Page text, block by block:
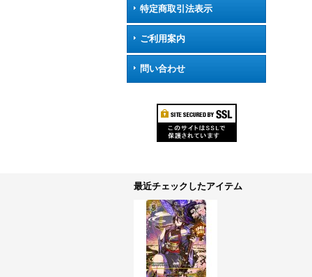
特定商取引法表示
ご利用案内
問い合わせ
最近チェックしたアイテム